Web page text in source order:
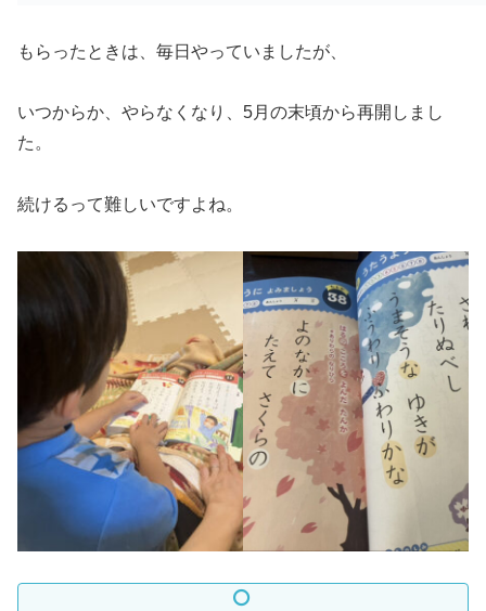
もらったときは、毎日やっていましたが、
いつからか、やらなくなり、5月の末頃から再開しまし
た。
続けるって難しいですよね。